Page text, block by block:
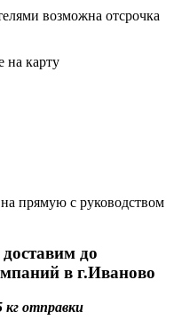
возможна отсрочка
на карту
прямую с руководством
до
в г.Иваново
кг отправки